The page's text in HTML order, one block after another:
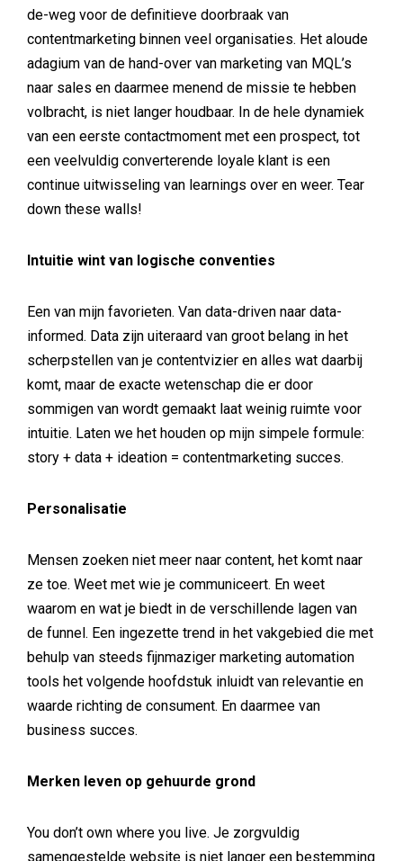
de-weg voor de definitieve doorbraak van
contentmarketing binnen veel organisaties. Het aloude
adagium van de hand-over van marketing van MQL’s
naar sales en daarmee menend de missie te hebben
volbracht, is niet langer houdbaar. In de hele dynamiek
van een eerste contactmoment met een prospect, tot
een veelvuldig converterende loyale klant is een
continue uitwisseling van learnings over en weer. Tear
down these walls!
Intuitie wint van logische conventies
Een van mijn favorieten. Van data-driven naar data-
informed. Data zijn uiteraard van groot belang in het
scherpstellen van je contentvizier en alles wat daarbij
komt, maar de exacte wetenschap die er door
sommigen van wordt gemaakt laat weinig ruimte voor
intuitie. Laten we het houden op mijn simpele formule:
story + data + ideation = contentmarketing succes.
Personalisatie
Mensen zoeken niet meer naar content, het komt naar
ze toe. Weet met wie je communiceert. En weet
waarom en wat je biedt in de verschillende lagen van
de funnel. Een ingezette trend in het vakgebied die met
behulp van steeds fijnmaziger marketing automation
tools het volgende hoofdstuk inluidt van relevantie en
waarde richting de consument. En daarmee van
business succes.
Merken leven op gehuurde grond
You don’t own where you live. Je zorgvuldig
samengestelde website is niet langer een bestemming